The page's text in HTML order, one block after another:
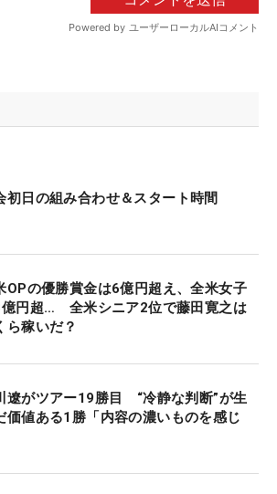
初日の組み合わせ＆スタート時間
OPの優勝賞金は6億円超え、全米女子
億円超… 全米シニア2位で藤田寛之は
ら稼いだ？
遼がツアー19勝目 “冷静な判断”が生
価値ある1勝「内容の濃いものを感じ